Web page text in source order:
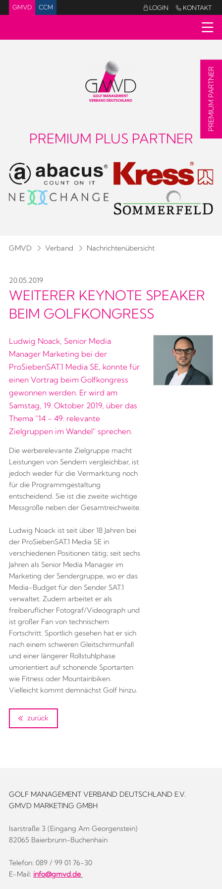
GMVD CCM LOGIN  KONTAKT
PREMIUM PLUS PARTNER
GMVD Verband Nachrichtenübersicht
20.05.2019
WEITERER KEYNOTE SPEAKER
BEIM GOLFKONGRESS
Ludwig Noack, Senior Media
Manager Marketing bei der
ProSiebenSAT.1 Media SE, konnte für
einen Vortrag beim Golfkongress
gewonnen werden. Er wird am
Samstag, 19. Oktober 2019, über das
Thema "14 - 49: relevante
Zielgruppen im Wandel" sprechen.
Die werberelevante Zielgruppe macht
Leistungen von Sendern vergleichbar, ist
jedoch weder für die Vermarktung noch
für die Programmgestaltung
entscheidend. Sie ist die zweite wichtige
Messgröße neben der Gesamtreichweite.
Ludwig Noack ist seit über 18 Jahren bei
der ProSiebenSAT.1 Media SE in
verschiedenen Positionen tätig; seit sechs
Jahren als Senior Media Manager im
Marketing der Sendergruppe, wo er das
Media-Budget für den Sender SAT.1
verwaltet. Zudem arbeitet er als
freiberuflicher Fotograf/Videograph und
ist großer Fan von technischem
Fortschritt. Sportlich gesehen hat er sich
nach einem schweren Gleitschirmunfall
und einer längerer Rollstuhlphase
umorientiert auf schonende Sportarten
wie Fitness oder Mountainbiken.
Vielleicht kommt demnächst Golf hinzu.
zurück
PREMIUM PARTNER
GOLF MANAGEMENT VERBAND DEUTSCHLAND E.V.
GMVD MARKETING GMBH
Isarstraße 3 (Eingang Am Georgenstein)
82065 Baierbrunn-Buchenhain
Telefon: 089 / 99 01 76-30
E-Mail: info@gmvd.de